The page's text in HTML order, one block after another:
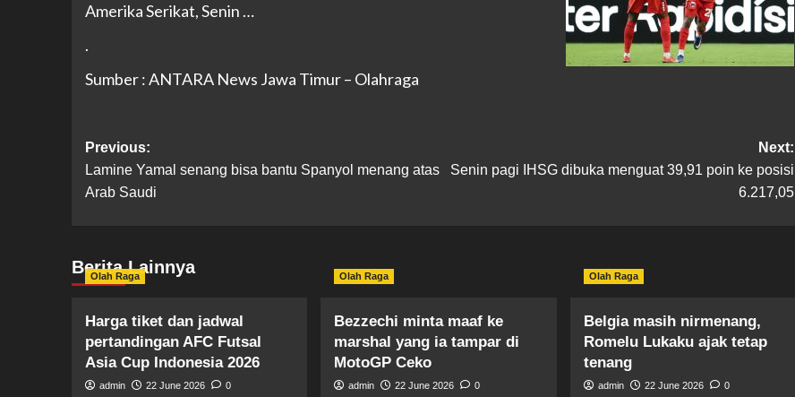
Amerika Serikat, Senin …
.
Sumber : ANTARA News Jawa Timur – Olahraga
Previous:
Lamine Yamal senang bisa bantu Spanyol menang atas
Arab Saudi
Next:
Senin pagi IHSG dibuka menguat 39,91 poin ke posisi
6.217,05
Berita Lainnya
Olah Raga
Harga tiket dan jadwal
pertandingan AFC Futsal
Asia Cup Indonesia 2026
admin 22 June 2026 0
Olah Raga
Bezzechi minta maaf ke
marshal yang ia tampar di
MotoGP Ceko
admin 22 June 2026 0
Olah Raga
Belgia masih nirmenang,
Romelu Lukaku ajak tetap
tenang
admin 22 June 2026 0